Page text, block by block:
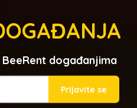
događanjima
Prijavite se